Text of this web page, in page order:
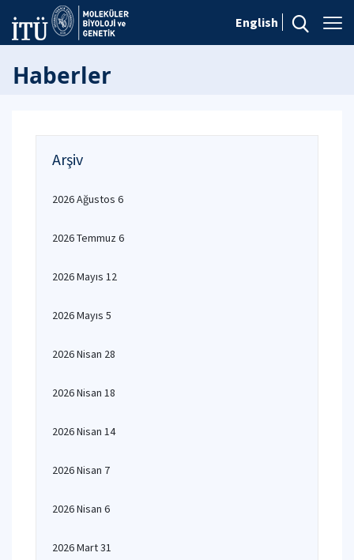
English
Haberler
Arşiv
2026 Ağustos 6
2026 Temmuz 6
2026 Mayıs 12
2026 Mayıs 5
2026 Nisan 28
2026 Nisan 18
2026 Nisan 14
2026 Nisan 7
2026 Nisan 6
2026 Mart 31